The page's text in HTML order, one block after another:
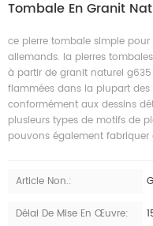
Tombale En Granit
ce pierre tombale simple
allemands. la pierres
à partir de granit naturel
flammées dans la plupart
conformément aux dessins
plusieurs types de motifs de
pouvons également
Article Non.:
Délai De Mise En Œuvre: